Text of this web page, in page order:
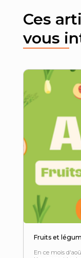
Ces
vous
Fruits et
En ce mois